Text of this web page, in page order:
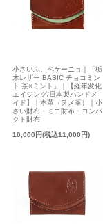
小さいふ。ペケーニョ｜「栃
木レザー BASIC チョコミン
ト 茶×ミント」｜【経年変化
エイジング/日本製ハンドメ
イド】｜本革（ヌメ革）｜小
さい財布・ミニ財布・コンパ
クト財布
10,000円(税込11,000円)